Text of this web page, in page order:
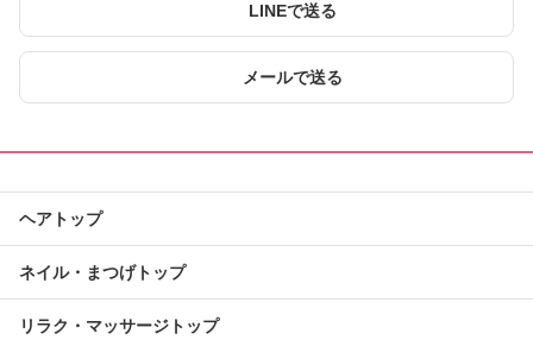
LINEで送る
メールで送る
ヘアトップ
ネイル・まつげトップ
リラク・マッサージトップ